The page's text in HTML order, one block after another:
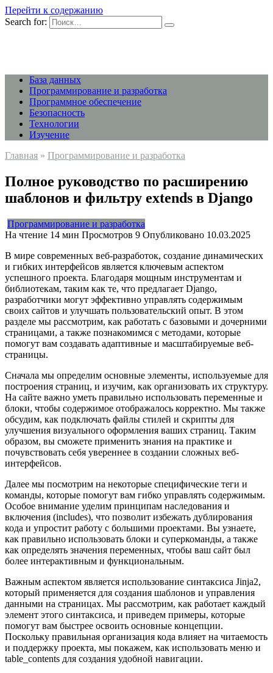
Перейти к содержанию
Search for:
База данных
Программирование и разработка
Программное обеспечение
Безопасность
Технологии
Изучение
Главная » Программирование и разработка
Полное руководство по расширению
шаблонов и фильтру extends в Django
Программирование и разработка
На чтение 14 мин Просмотров 9 Опубликовано 10.03.2025
В мире современных веб-разработок, создание динамических
и гибких интерфейсов является ключевым аспектом
успешного проекта. Благодаря мощным инструментам и
библиотекам, таким как те, что предлагает Django,
разработчики могут эффективно управлять содержимым
своих сайтов и улучшать пользовательский опыт. В этом
разделе мы рассмотрим, как работать с базовыми и дочерними
страницами, а также познакомимся с методами, которые
помогут вам создавать адаптивные и масштабируемые веб-
страницы.
Сначала мы определим основные элементы, используемые для
построения страниц, и изучим, как организовать их структуру.
На сайте важно уметь правильно использовать переменные и
блоки, чтобы содержимое отображалось корректно. Мы также
обсудим, как подключать файлы стилей и скрипты для
улучшения визуального оформления ваших страниц. Таким
образом, вы сможете применить знания на практике и
почувствовать себя увереннее в создании сложных веб-
интерфейсов.
Далее мы посмотрим на некоторые специфические теги и
команды, которые помогут вам гибко управлять содержимым.
Особое внимание уделим принципам наследования и
включения (includes), что позволит избежать дублирования
кода и упростит работу с большими проектами. Вы узнаете,
как правильно использовать блоки и суперкоманды, а также
как определять значения переменных, чтобы ваш сайт был
более интерактивным и функциональным.
Важным аспектом является использование синтаксиса Jinja2,
который применяется для создания шаблонов и управления
данными на страницах. Мы рассмотрим, как работает каждый
элемент этого синтаксиса, и приведем примеры, которые
помогут вам быстрее освоить основные концепции.
Поскольку правильная организация кода влияет на читаемость
и поддержку проекта, мы покажем, как использовать меню и
table_contents для создания удобной навигации.